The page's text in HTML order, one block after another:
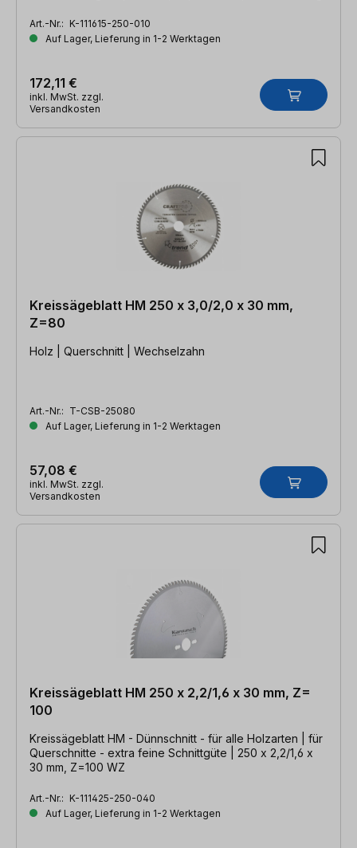
Art.-Nr.: K-111615-250-010
Auf Lager, Lieferung in 1-2 Werktagen
172,11 €
inkl. MwSt. zzgl.
Versandkosten
Kreissägeblatt HM 250 x 3,0/2,0 x 30 mm,
Z=80
Holz | Querschnitt | Wechselzahn
Art.-Nr.: T-CSB-25080
Auf Lager, Lieferung in 1-2 Werktagen
57,08 €
inkl. MwSt. zzgl.
Versandkosten
Kreissägeblatt HM 250 x 2,2/1,6 x 30 mm, Z=
100
Kreissägeblatt HM - Dünnschnitt - für alle Holzarten | für
Querschnitte - extra feine Schnittgüte | 250 x 2,2/1,6 x
30 mm, Z=100 WZ
Art.-Nr.: K-111425-250-040
Auf Lager, Lieferung in 1-2 Werktagen